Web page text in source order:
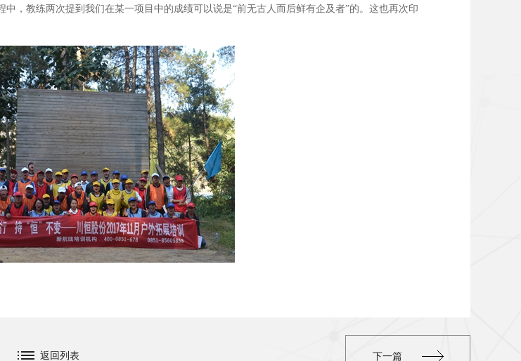
，教练两次提到我们在某一项目中的成绩可以说是“前无古人而后鲜有企及者”的。这也再次印
下一篇
返回列表